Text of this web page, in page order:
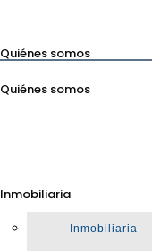
Quiénes somos
Quiénes somos
Inmobiliaria
Inmobiliaria